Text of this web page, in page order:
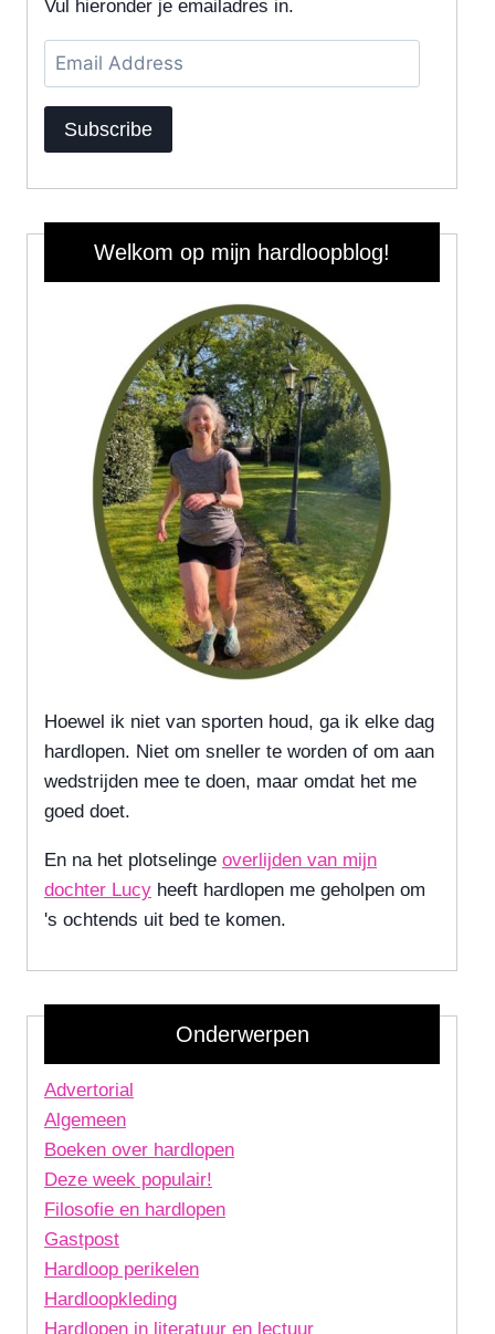
Vul hieronder je emailadres in.
Email
Address
Subscribe
Welkom op mijn hardloopblog!
Hoewel ik niet van sporten houd, ga ik elke dag
hardlopen. Niet om sneller te worden of om aan
wedstrijden mee te doen, maar omdat het me
goed doet.
En na het plotselinge overlijden van mijn
dochter Lucy heeft hardlopen me geholpen om
's ochtends uit bed te komen.
Onderwerpen
Advertorial
Algemeen
Boeken over hardlopen
Deze week populair!
Filosofie en hardlopen
Gastpost
Hardloop perikelen
Hardloopkleding
Hardlopen in literatuur en lectuur